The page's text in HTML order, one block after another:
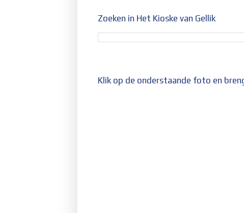
Zoeken in Het Kioske van Gellik
Klik op de onderstaande foto en